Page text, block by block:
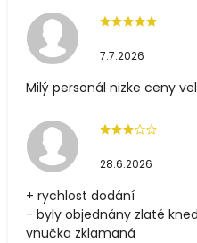
7.7.2026
Milý personál nizke ceny
28.6.2026
+ rychlost dodání
- byly objednány zlaté
vnučka zklamaná